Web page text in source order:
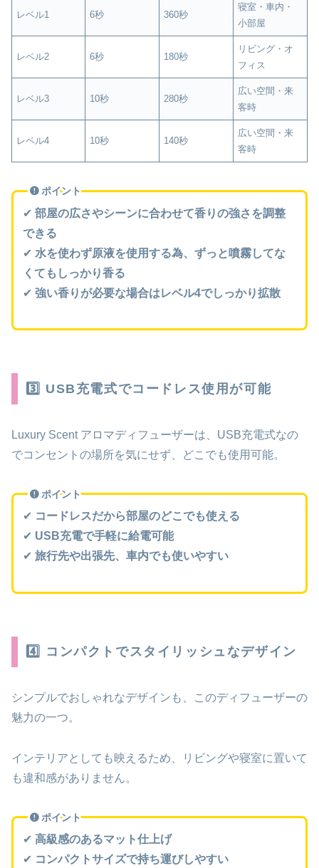
レベル1 6秒 360秒
寝室・車内・
小部屋
レベル2 6秒 180秒
リビング・オ
フィス
レベル3 10秒 280秒
広い空間・来
客時
レベル4 10秒 140秒
広い空間・来
客時
ポイント
✔ 部屋の広さやシーンに合わせて香りの強さを調整
できる
✔ 水を使わず原液を使用する為、ずっと噴霧してな
くてもしっかり香る
✔ 強い香りが必要な場合はレベル4でしっかり拡散
3️⃣ USB充電式でコードレス使用が可能
Luxury Scent アロマディフューザーは、USB充電式なの
でコンセントの場所を気にせず、どこでも使用可能。
ポイント
✔ コードレスだから部屋のどこでも使える
✔ USB充電で手軽に給電可能
✔ 旅行先や出張先、車内でも使いやすい
4️⃣ コンパクトでスタイリッシュなデザイン
シンプルでおしゃれなデザインも、このディフューザーの
魅力の一つ。
インテリアとしても映えるため、リビングや寝室に置いて
も違和感がありません。
ポイント
✔ 高級感のあるマット仕上げ
✔ コンパクトサイズで持ち運びしやすい